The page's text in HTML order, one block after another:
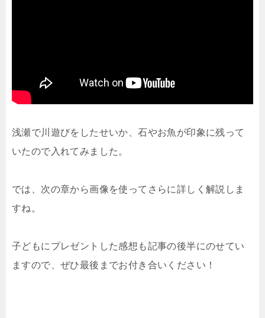
浅瀬で川遊びをしたせいか、石やお魚が印象に残って
いたので入れてみました。
では、次の章から画像を使ってさらに詳しく解説しま
すね。
子どもにプレゼントした感想も記事の後半にのせてい
ますので、ぜひ最後までお付き合いください！